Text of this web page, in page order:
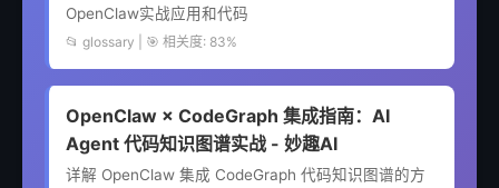
OpenClaw实战应用和代码
📂 glossary | 🎯 相关度: 83%
OpenClaw × CodeGraph 集成指南：AI
Agent 代码知识图谱实战 - 妙趣AI
详解 OpenClaw 集成 CodeGraph 代码知识图谱的方